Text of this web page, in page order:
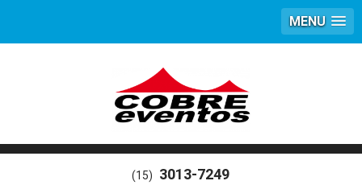
MENU
(15) 3013-7249